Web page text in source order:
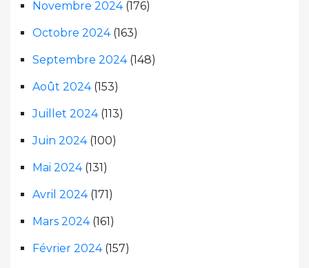
Novembre 2024(176)
Octobre 2024(163)
Septembre 2024(148)
Août 2024(153)
Juillet 2024(113)
Juin 2024(100)
Mai 2024(131)
Avril 2024(171)
Mars 2024(161)
Février 2024(157)